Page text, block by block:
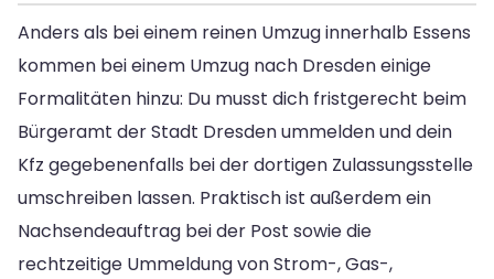
Anders als bei einem reinen Umzug innerhalb Essens
kommen bei einem Umzug nach Dresden einige
Formalitäten hinzu: Du musst dich fristgerecht beim
Bürgeramt der Stadt Dresden ummelden und dein
Kfz gegebenenfalls bei der dortigen Zulassungsstelle
umschreiben lassen. Praktisch ist außerdem ein
Nachsendeauftrag bei der Post sowie die
rechtzeitige Ummeldung von Strom-, Gas-,